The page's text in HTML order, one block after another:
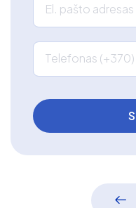
El. pašto adresas
Telefonas (+370)